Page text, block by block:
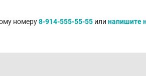
номеру8-914-555-55-55 или напишите